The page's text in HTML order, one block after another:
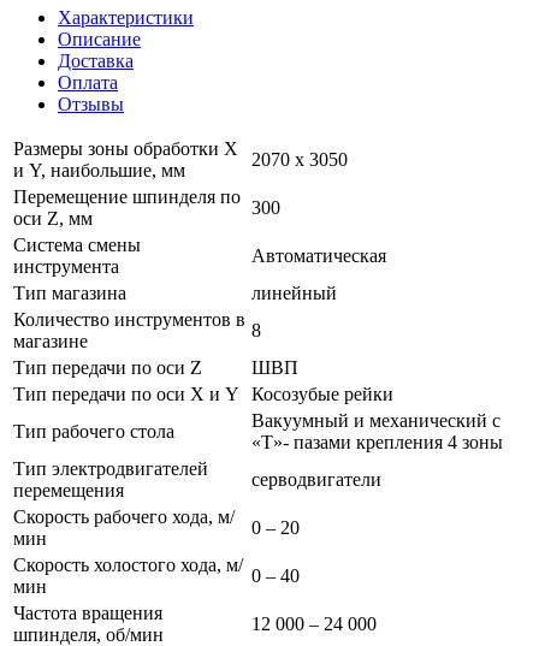
Характеристики
Описание
Доставка
Оплата
Отзывы
Размеры зоны обработки X
и Y, наибольшие, мм
2070 х 3050
Перемещение шпинделя по
оси Z, мм
300
Система смены
инструмента
Автоматическая
Тип магазина
линейный
Количество инструментов в
магазине
8
Тип передачи по оси Z
ШВП
Тип передачи по оси X и Y
Косозубые рейки
Тип рабочего стола
Вакуумный и механический с
«Т»- пазами крепления 4 зоны
Тип электродвигателей
перемещения
серводвигатели
Скорость рабочего хода, м/
мин
0 – 20
Скорость холостого хода, м/
мин
0 – 40
Частота вращения
шпинделя, об/мин
12 000 – 24 000